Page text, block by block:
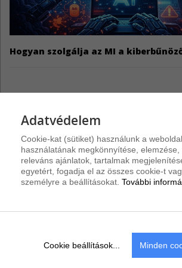
Hogyan szolgálja az MI a
Riasztások
Discourse sebezhetőségek
A Discourse-hoz három biztonsági javítás vált
Cisco IOS sérülékenységek
Adatvédelem
Cookie-kat (sütiket) használunk a
használatának megkönnyítése, elemzése,
releváns ajánlatok, tartalmak
egyetért, fogadja el az összes cookie-t
személyre a beállításokat. További
Cookie beállítások... Minden